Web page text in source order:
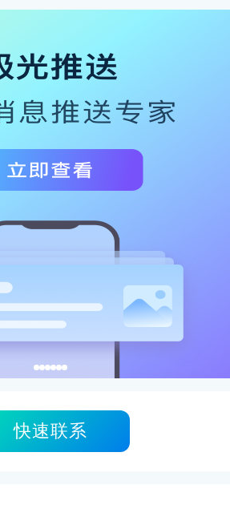
快速联系